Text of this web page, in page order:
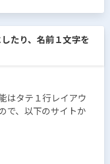
たり、名前１文字を
はタテ１行レイアウ
で、以下のサイトか